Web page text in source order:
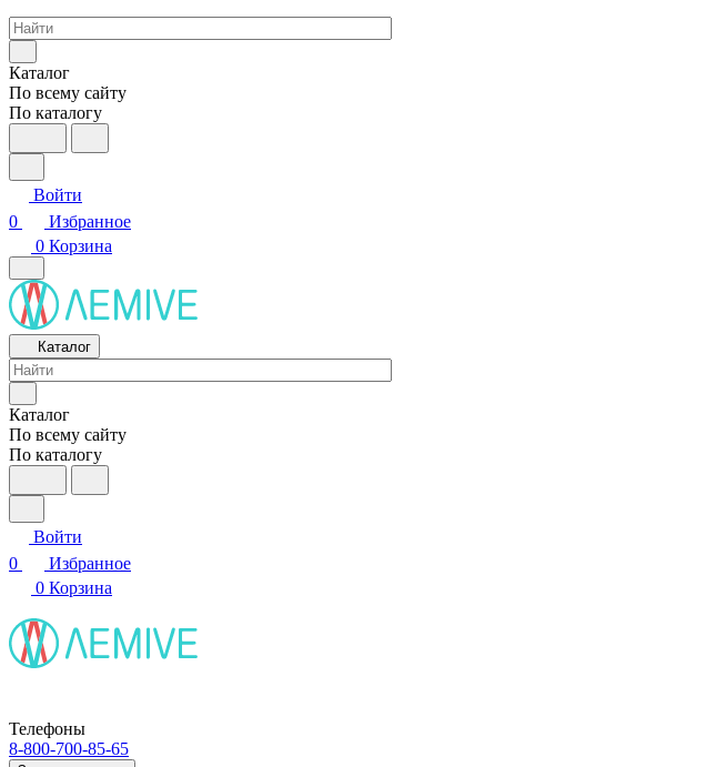
Каталог
По всему сайту
По каталогу
Войти
0
Избранное
0 Корзина
Каталог
Каталог
По всему сайту
По каталогу
Войти
0
Избранное
0 Корзина
Телефоны
8-800-700-85-65